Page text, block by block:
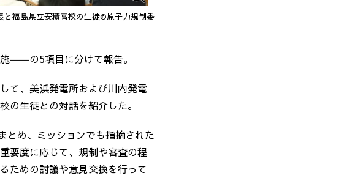
と福島県立安積高校の生徒©原子力規制委
――の5項目に分けて報告。
て、美浜発電所および川内発電
の生徒との対話を紹介した。
とめ、ミッションでも指摘された
要度に応じて、規制や審査の程
ための討議や意見交換を行って